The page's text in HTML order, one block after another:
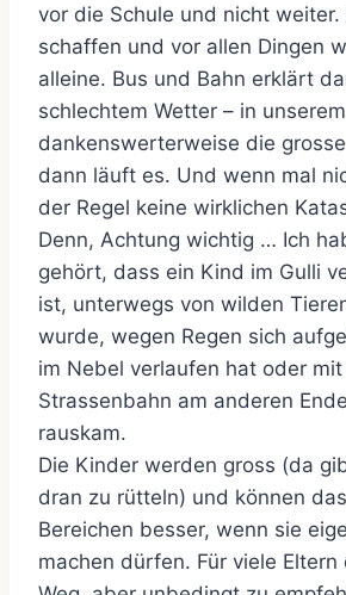
vor die Schule und nicht weiter.
schaffen und vor allen Dingen
alleine. Bus und Bahn erklärt
schlechtem Wetter – in
dankenswerterweise die
dann läuft es. Und wenn mal
der Regel keine wirklichen
Denn, Achtung wichtig … Ich
gehört, dass ein Kind im Gulli
ist, unterwegs von wilden
wurde, wegen Regen sich
im Nebel verlaufen hat oder
Strassenbahn am anderen
rauskam.
Die Kinder werden gross (da
dran zu rütteln) und können
Bereichen besser, wenn sie
machen dürfen. Für viele